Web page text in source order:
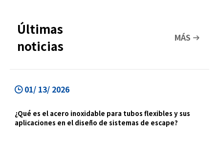
Últimas
noticias
MÁS
01/ 13/ 2026
¿Qué es el acero inoxidable para tubos flexibles y sus
aplicaciones en el diseño de sistemas de escape?